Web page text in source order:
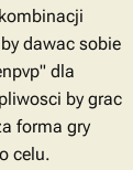
dawac sobie
dla
by grac
forma gry
celu.